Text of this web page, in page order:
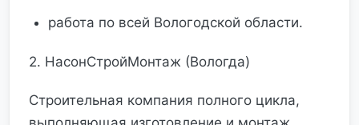
работа по всей Вологодской области.
2. НасонСтройМонтаж (Вологда)
Строительная компания полного цикла,